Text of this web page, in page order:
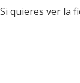
Si quieres ver la